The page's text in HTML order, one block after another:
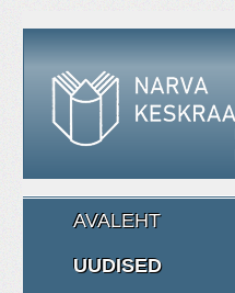
AVALEHT
UUDISED